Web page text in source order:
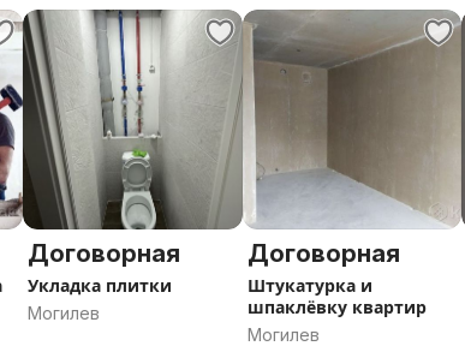
Договорная
Укладка плитки
Могилев
Договорная
Штукатурка и
шпаклёвку квартир
Могилев